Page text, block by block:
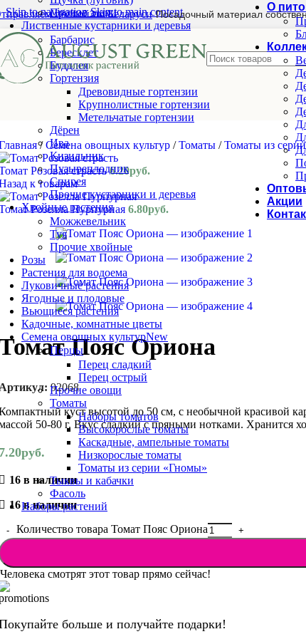
Skip to navigationSkip to main content
почтой по Беларуси Посадочный материал
Прочие злаки
Лиственные кустарники и деревья
Барбарис
Бересклет
Буддлея
Гортензия
Древовидные гортензии
Крупнолистные гортензии
Метельчатые гортензии
Дёрен
Ива
Кизильник
Пузыреплодник
Спирея
Прочие кустарники и деревья
Хвойные растения
Можжевельник
Туя
Прочие хвойные
Розы
Растения для водоема
Луковичные растения
Ягодные и плодовые
Вьющиеся растения
Кадочные, комнатные цветы
Семена овощных культурNew
Перцы
Перец сладкий
Перец острый
Прочие овощи
Томаты
Наборы томатов
Высокорослые томаты
Каскадные, ампельные томаты
Низкорослые томаты
Томаты из серии «Гномы»
Тыквы и кабачки
Фасоль
Наборы растений
О
Акции
/ Семена овощных культур / Томаты / Томаты из
Розовая страсть6.20руб.
к товарам
Розелла Пурпурная 6.80руб.
Пояс Ориона
92068
куст высотой до 50 см, с необычной красивой
50-80 г. Вкус сладкий с пряными нотками. Хранится
руб.
16 в наличии
16 в наличии
Количество товара Томат Пояс Ориона
Человека смотрят этот товар прямо сейчас!
больше и получайте подарки!